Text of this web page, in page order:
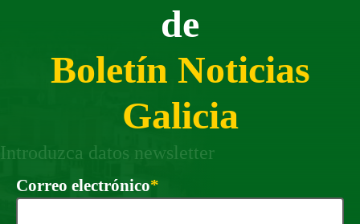
de
Boletín Noticias
Galicia
Introduzca datos newsletter
Correo electrónico*